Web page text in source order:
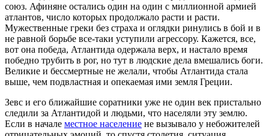
союз. Афиняне остались один на один с миллионной армией
атлантов, число которых продолжало расти и расти.
Мужественные греки без страха и оглядки ринулись в бой и в
не равной борьбе все-таки уступили агрессору. Кажется, все,
вот она победа, Атлантида одержала верх, и настало время
победно трубить в рог, но тут в людские дела вмешались боги.
Великие и бессмертные не желали, чтобы Атлантида стала
выше, чем подвластная и опекаемая ими земля Греции.
Зевс и его ближайшие соратники уже не один век пристально
следили за Атлантидой и людьми, что населяли эту землю.
Если в начале местное население не вызывало у небожителей